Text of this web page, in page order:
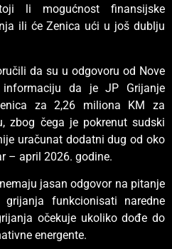
li mogućnost finansijske
ili će Zenica ući u još dublju
da su u odgovoru od Nove
da je JP Grijanje
za 2,26 miliona KM za
zbog čega je pokrenut sudski
uračunat dodatni dug od oko
– april 2026. godine.
jasan odgovor na pitanje
funkcionisati naredne
očekuje ukoliko dođe do
energente.